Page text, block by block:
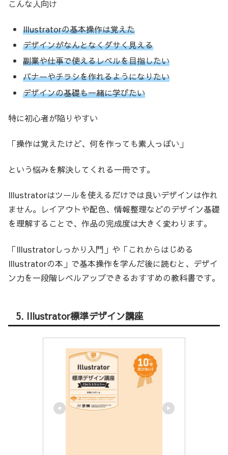
こんな人向け
Illustratorの基本操作は覚えた
デザインがなんとなくダサく見える
副業や仕事で使えるレベルを目指したい
バナーやチラシを作れるようになりたい
デザインの基礎も一緒に学びたい
特に初心者が陥りやすい
「操作は覚えたけど、何を作っても素人っぽい」
という悩みを解決してくれる一冊です。
Illustratorはツールを使えるだけでは良いデザインは作れ
ません。レイアウトや配色、情報整理などのデザイン基礎
を理解することで、作品の完成度は大きく変わります。
「Illustratorしっかり入門」や「これからはじめる
Illustratorの本」で基本操作を学んだ後に読むと、デザイ
ン力を一段階レベルアップできるおすすめの教科書です。
5. Illustrator標準デザイン講座